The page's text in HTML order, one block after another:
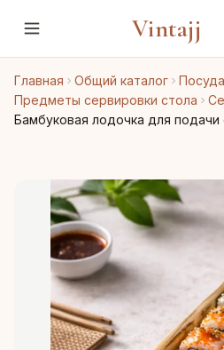
Vintajj
Главная Общий каталог
Посуда
Предметы сервировки стола
Бамбуковая лодочка для подачи